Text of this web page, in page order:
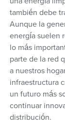
también debe
Aunque la
energía suelen
lo más
parte de la red
a nuestros
infraestructura
un futuro más
continuar
distribución.